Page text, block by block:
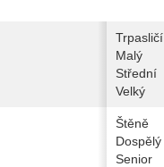
Trpasličí
Malý
Střední
Velký
Štěně
Dospělý
Senior